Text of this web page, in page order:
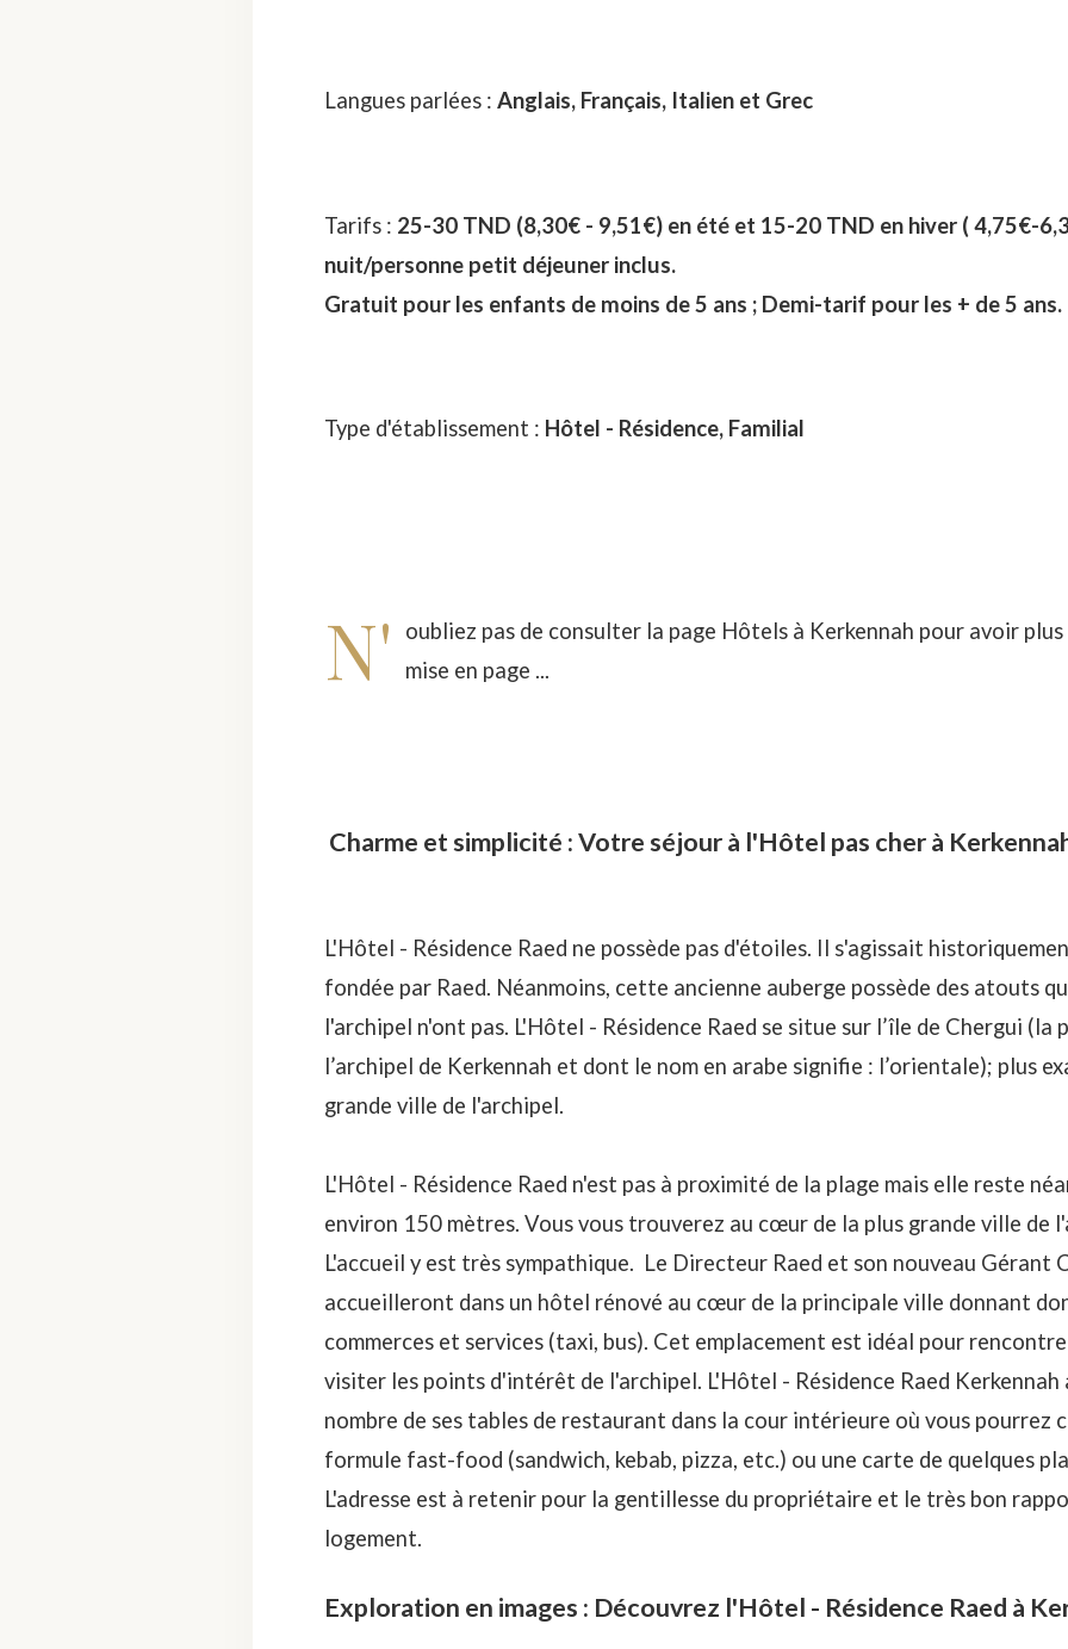
Langues parlées : Anglais, Français, Italien et Grec
Tarifs : 25-30 TND (8,30€ - 9,51€) en été et 15-20 TND en hiver ( 4,75€-
nuit/personne petit déjeuner inclus.
Gratuit pour les enfants de moins de 5 ans ; Demi-tarif pour les + de 5 ans.
Type d'établissement : Hôtel - Résidence, Familial
N' oubliez pas de consulter la page Hôtels à Kerkennah pour avoir
mise en page ...
Charme et simplicité : Votre séjour à l'Hôtel pas cher à
L'Hôtel - Résidence Raed ne possède pas d'étoiles. Il s'agissait
fondée par Raed. Néanmoins, cette ancienne auberge possède des atouts
l'archipel n'ont pas. L'Hôtel - Résidence Raed se situe sur l’île de Chergui (la
l’archipel de Kerkennah et dont le nom en arabe signifie : l’orientale); plus
grande ville de l'archipel.
L'Hôtel - Résidence Raed n'est pas à proximité de la plage mais elle reste
environ 150 mètres. Vous vous trouverez au cœur de la plus grande ville de
L'accueil y est très sympathique. Le Directeur Raed et son nouveau Gérant
accueilleront dans un hôtel rénové au cœur de la principale ville donnant
commerces et services (taxi, bus). Cet emplacement est idéal pour
visiter les points d'intérêt de l'archipel. L'Hôtel - Résidence Raed Kerkennah
nombre de ses tables de restaurant dans la cour intérieure où vous pourrez
formule fast-food (sandwich, kebab, pizza, etc.) ou une carte de quelques
L'adresse est à retenir pour la gentillesse du propriétaire et le très bon
logement.
Exploration en images : Découvrez l'Hôtel - Résidence Raed à